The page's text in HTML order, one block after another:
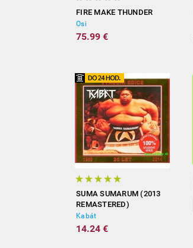
FIRE MAKE THUNDER
Osi
75.99 €
SUMA SUMARUM (2013
REMASTERED)
Kabát
14.24 €